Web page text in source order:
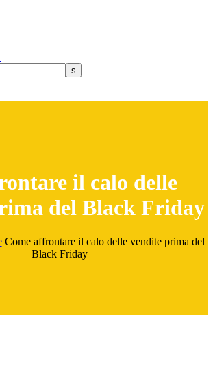
il calo delle
del Black Friday
Come affrontare il calo delle vendite prima del
Black Friday